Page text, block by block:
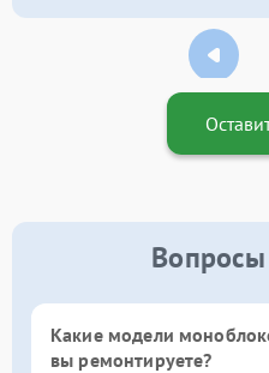
Какие модели
вы ремонтируете?